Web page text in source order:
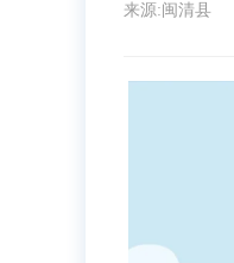
来源:闽清县